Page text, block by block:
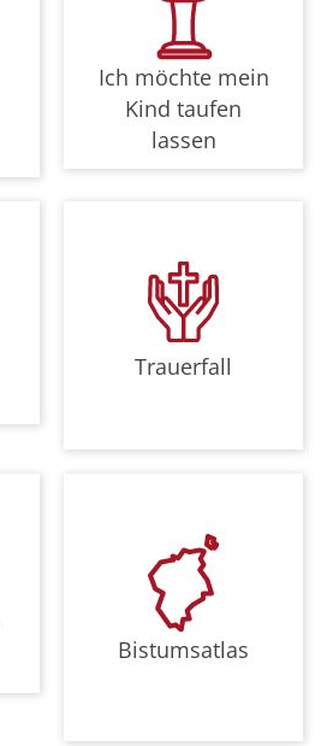
Ich möchte mein
Kind taufen
lassen
Trauerfall
Bistumsatlas